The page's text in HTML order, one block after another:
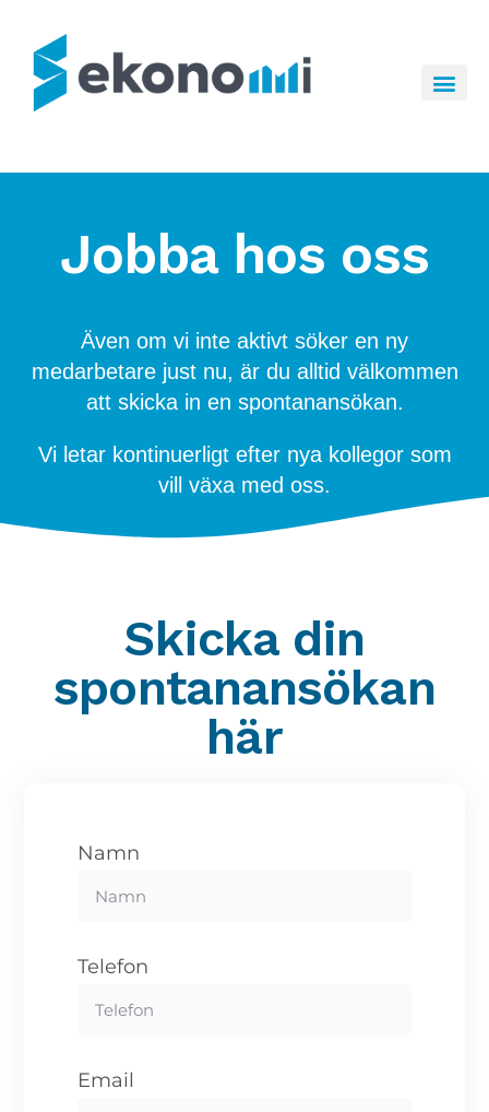
Hem
Jobba hos oss
Jobba hos oss
Även om vi inte aktivt söker en ny
medarbetare just nu, är du alltid välkommen
att skicka in en spontanansökan.
Vi letar kontinuerligt efter nya kollegor som
vill växa med oss.
Skicka din
spontanansökan
här
Namn
Telefon
Email